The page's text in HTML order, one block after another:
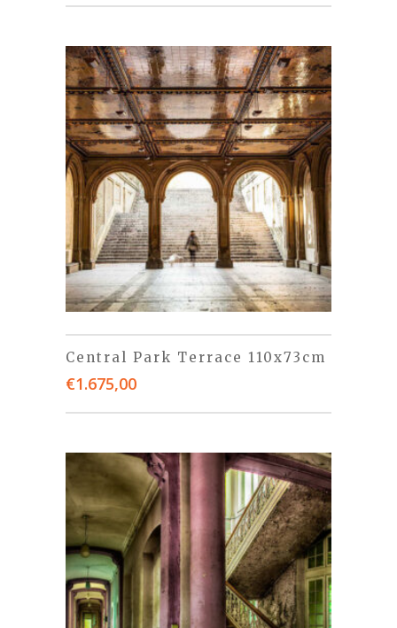
Central Park Terrace 110x73cm
€1.675,00